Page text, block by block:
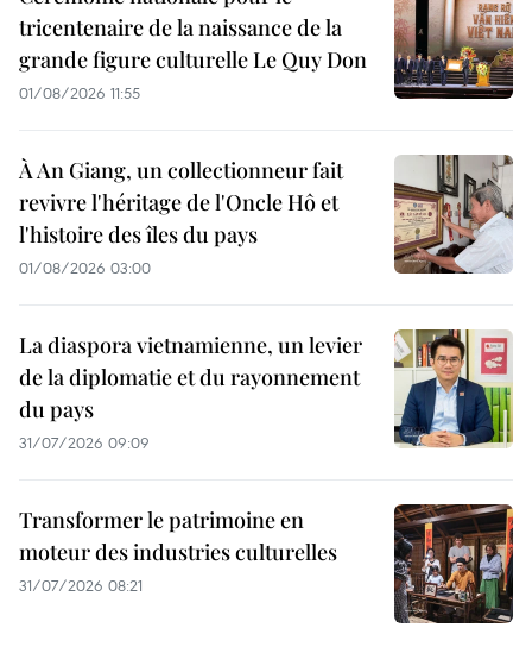
tricentenaire de la naissance de la
grande figure culturelle Le Quy Don
01/08/2026 11:55
À An Giang, un collectionneur fait
revivre l'héritage de l'Oncle Hô et
l'histoire des îles du pays
01/08/2026 03:00
La diaspora vietnamienne, un levier
de la diplomatie et du rayonnement
du pays
31/07/2026 09:09
Transformer le patrimoine en
moteur des industries culturelles
31/07/2026 08:21